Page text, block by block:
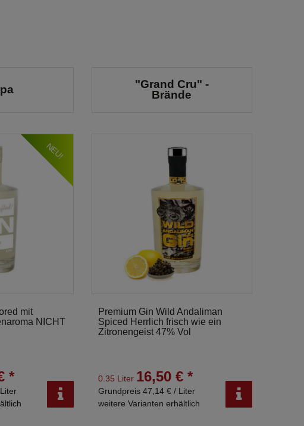
Fruchtaroma aufweist.
"Grand Cru" -
Brände
NEU!
mit
NICHT
*
Premium Gin Wild Andaliman
Spiced Herrlich frisch wie ein
Zitronengeist 47% Vol
0.35 Liter 16,50 € *
Grundpreis 47,14 € / Liter
weitere Varianten erhältlich